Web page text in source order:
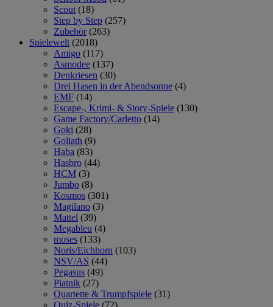
Scout (18)
Step by Step (257)
Zubehör (263)
Spielewelt (2018)
Amigo (117)
Asmodee (137)
Denkriesen (30)
Drei Hasen in der Abendsonne (4)
EMF (14)
Escape-, Krimi- & Story-Spiele (130)
Game Factory/Carletto (14)
Goki (28)
Goliath (9)
Haba (83)
Hasbro (44)
HCM (3)
Jumbo (8)
Kosmos (301)
Magilano (3)
Mattel (39)
Megableu (4)
moses (133)
Noris/Eichhorn (103)
NSV/AS (44)
Pegasus (49)
Piatnik (27)
Quartette & Trumpfspiele (31)
Quiz-Spiele (72)